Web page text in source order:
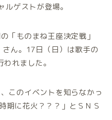
ゲストが登場。
「ものまね王座決定戦」
ん。17日（日）は歌手の
れました。
このイベントを知らなかっ
期に花火？？？」とＳＮＳ